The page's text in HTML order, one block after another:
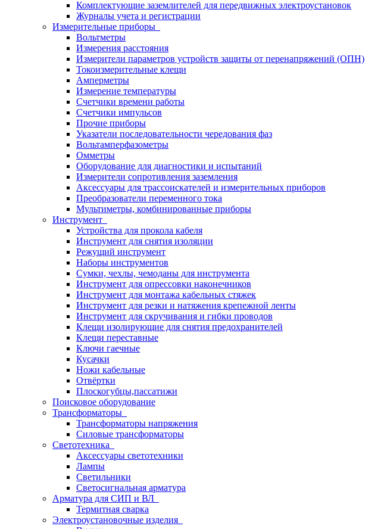
Комплектующие заземлителей для передвижных электроустановок
Журналы учета и регистрации
Измерительные приборы
Вольтметры
Измерения расстояния
Измерители параметров устройств защиты от перенапряжений (ОПН)
Токоизмерительные клещи
Амперметры
Измерение температуры
Счетчики времени работы
Счетчики импульсов
Прочие приборы
Указатели последовательности чередования фаз
Вольтамперфазометры
Омметры
Оборудование для диагностики и испытаний
Измерители сопротивления заземления
Аксессуары для трассоискателей и измерительных приборов
Преобразователи переменного тока
Мультиметры, комбинированные приборы
Инструмент
Устройства для прокола кабеля
Инструмент для снятия изоляции
Режущий инструмент
Наборы инструментов
Сумки, чехлы, чемоданы для инструмента
Инструмент для опрессовки наконечников
Инструмент для монтажа кабельных стяжек
Инструмент для резки и натяжения крепежной ленты
Инструмент для скручивания и гибки проводов
Клещи изолирующие для снятия предохранителей
Клещи переставные
Ключи гаечные
Кусачки
Ножи кабельные
Отвёртки
Плоскогубцы,пассатижи
Поисковое оборудование
Трансформаторы
Трансформаторы напряжения
Силовые трансформаторы
Светотехника
Аксессуары светотехники
Лампы
Светильники
Светосигнальная арматура
Арматура для СИП и ВЛ
Термитная сварка
Электроустановочные изделия